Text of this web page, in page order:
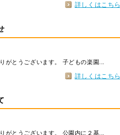
詳しくはこちら
がとうございます。 子どもの楽園...
詳しくはこちら
がとうございます。 公園内に２基...